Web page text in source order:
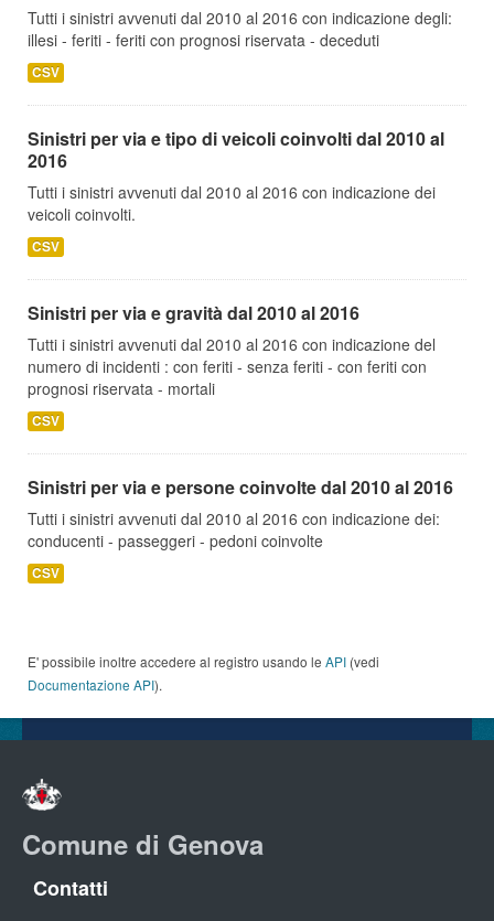
Tutti i sinistri avvenuti dal 2010 al 2016 con indicazione degli:
illesi - feriti - feriti con prognosi riservata - deceduti
CSV
Sinistri per via e tipo di veicoli coinvolti dal 2010 al
2016
Tutti i sinistri avvenuti dal 2010 al 2016 con indicazione dei
veicoli coinvolti.
CSV
Sinistri per via e gravità dal 2010 al 2016
Tutti i sinistri avvenuti dal 2010 al 2016 con indicazione del
numero di incidenti : con feriti - senza feriti - con feriti con
prognosi riservata - mortali
CSV
Sinistri per via e persone coinvolte dal 2010 al 2016
Tutti i sinistri avvenuti dal 2010 al 2016 con indicazione dei:
conducenti - passeggeri - pedoni coinvolte
CSV
E' possibile inoltre accedere al registro usando le API (vedi
Documentazione API).
Comune di Genova
Contatti